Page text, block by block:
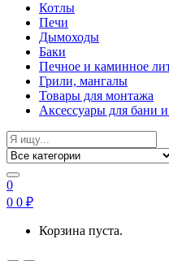
Котлы
Печи
Дымоходы
Баки
Печное и каминное
Грили, мангалы
Товары для монтажа
Аксессуары для бани
Search
for:
0
0 0 ₽
Корзина пуста.